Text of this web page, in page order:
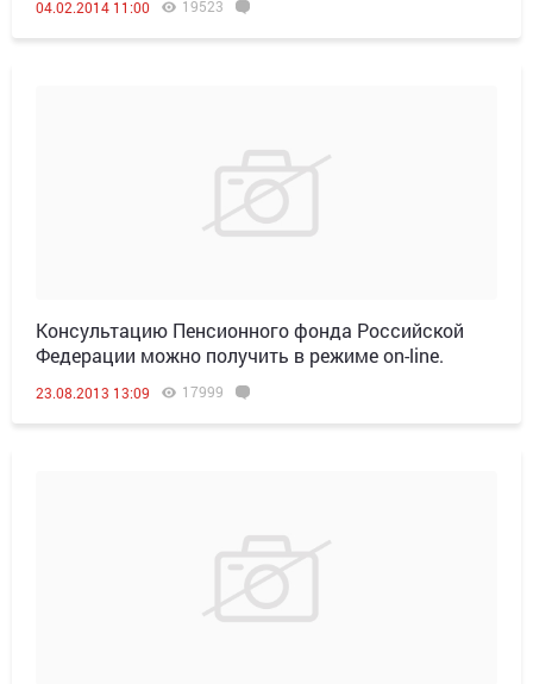
04.02.2014 11:00 19523
Консультацию Пенсионного фонда Российской
Федерации можно получить в режиме on-line.
23.08.2013 13:09 17999